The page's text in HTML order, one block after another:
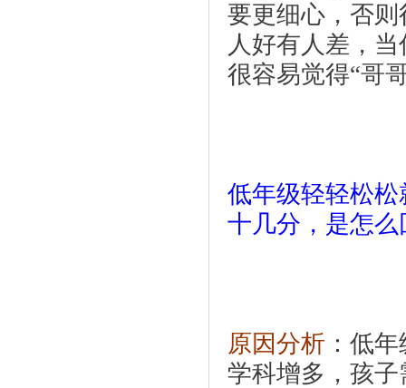
要更细心，否
人好有人差，
很容易觉得“哥
低年级轻轻松
十几分，是怎么
原因分析 ：低
学科增多，孩